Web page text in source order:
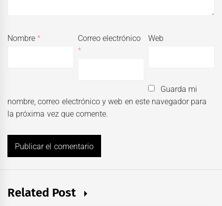
Nombre*
Correo electrónico
*
Web
Guarda mi
nombre, correo electrónico y web en este navegador para
la próxima vez que comente.
Related Post